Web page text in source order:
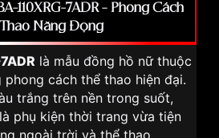
110XRG-7ADR – Phong Cách
Năng Động
là mẫu đồng hồ nữ thuộc
phong cách thể thao hiện đại.
trắng trên nền trong suốt,
phụ kiện thời trang vừa tiện